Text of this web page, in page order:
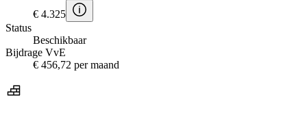
€ 4.325
Status
Beschikbaar
Bijdrage VvE
€ 456,72 per maand